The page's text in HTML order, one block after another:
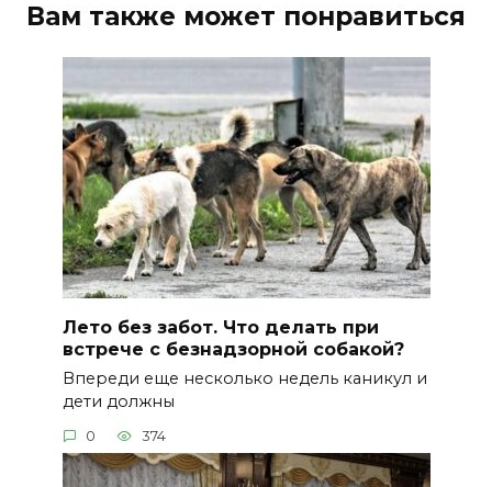
Вам также может понравиться
Лето без забот. Что делать при
встрече с безнадзорной собакой?
Впереди еще несколько недель каникул и
дети должны
0 374